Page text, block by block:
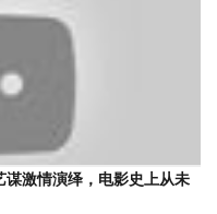
谋激情演绎，电影史上从未